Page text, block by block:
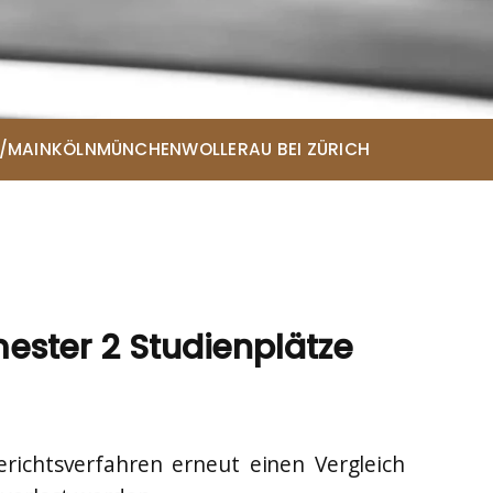
MAINKÖLNMÜNCHENWOLLERAU BEI ZÜRICH
2 Studienplätze
erneut einen Vergleich